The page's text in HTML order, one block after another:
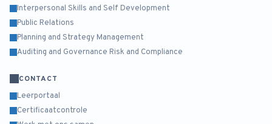
Interpersonal Skills and Self Development
Public Relations
Planning and Strategy Management
Auditing and Governance Risk and Compliance
CONTACT
Leerportaal
Certificaatcontrole